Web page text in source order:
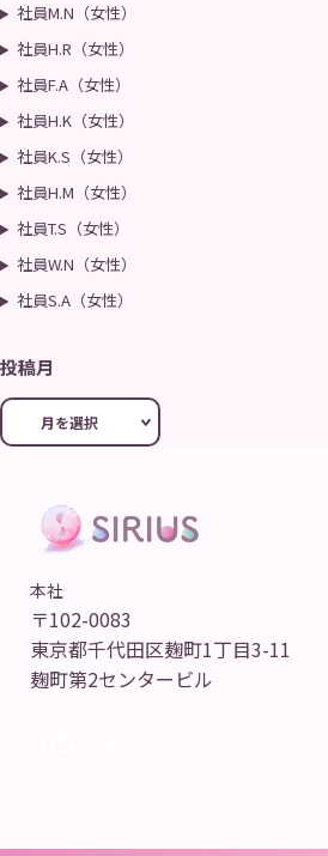
社員M.N（女性）
社員H.R（女性）
社員F.A（女性）
社員H.K（女性）
社員K.S（女性）
社員H.M（女性）
社員T.S（女性）
社員W.N（女性）
社員S.A（女性）
投稿月
本社
〒102-0083
東京都千代田区麹町1丁目3-11
麹町第2センタービル